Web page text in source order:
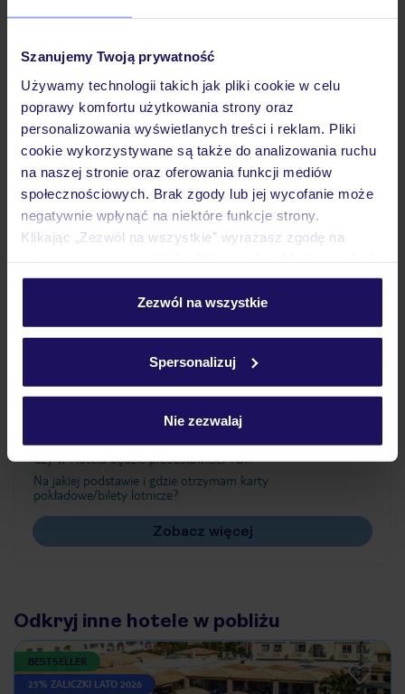
Szanujemy Twoją prywatność
Używamy technologii takich jak pliki cookie w celu
poprawy komfortu użytkowania strony oraz
personalizowania wyświetlanych treści i reklam. Pliki
cookie wykorzystywane są także do analizowania ruchu
na naszej stronie oraz oferowania funkcji mediów
społecznościowych. Brak zgody lub jej wycofanie może
negatywnie wpłynąć na niektóre funkcje strony.
Klikając „Zezwól na wszystkie” wyrażasz zgodę na
personalizować swój wybór wchodząc w zakładkę
Szczegółowe informacje o plikach cookie znajdziesz
Zezwól na wszystkie
Spersonalizuj
Nie zezwalaj
Hotel
Pokoje
Wyżywienie
Ważne informacje
Czy w Hotelu będzie przedstawiciel TUI?
Na jakiej podstawie i gdzie otrzymam karty
pokładowe/bilety lotnicze?
Zobacz więcej
Odkryj inne hotele w pobliżu
BESTSELLER
25% ZALICZKI LATO 2026